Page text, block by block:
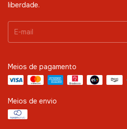
liberdade.
Meios de pagamento
Meios de envio